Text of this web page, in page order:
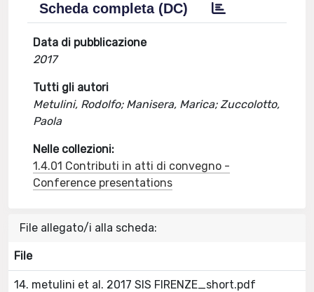
Scheda completa (DC)
Data di pubblicazione
2017
Tutti gli autori
Metulini, Rodolfo; Manisera, Marica; Zuccolotto,
Paola
Nelle collezioni:
1.4.01 Contributi in atti di convegno -
Conference presentations
File allegato/i alla scheda:
File
14. metulini et al. 2017 SIS FIRENZE_short.pdf